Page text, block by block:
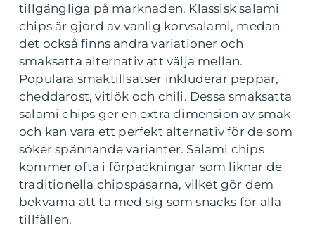
tillgängliga på marknaden. Klassisk salami
chips är gjord av vanlig korvsalami, medan
det också finns andra variationer och
smaksatta alternativ att välja mellan.
Populära smaktillsatser inkluderar peppar,
cheddarost, vitlök och chili. Dessa smaksatta
salami chips ger en extra dimension av smak
och kan vara ett perfekt alternativ för de som
söker spännande varianter. Salami chips
kommer ofta i förpackningar som liknar de
traditionella chipspåsarna, vilket gör dem
bekväma att ta med sig som snacks för alla
tillfällen.